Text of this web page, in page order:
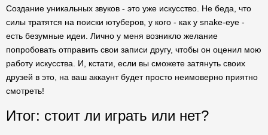
Создание уникальных звуков - это уже искусство. Не беда, что
силы тратятся на поиски ютуберов, у кого - как у snake-eye -
есть безумные идеи. Лично у меня возникло желание
попробовать отправить свои записи другу, чтобы он оценил мою
работу искусства. И, кстати, если вы сможете затянуть своих
друзей в это, на ваш аккаунт будет просто неимоверно приятно
смотреть!
Итог: стоит ли играть или нет?